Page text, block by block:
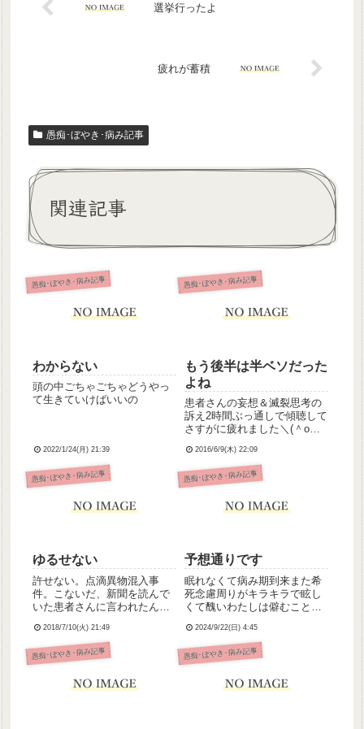
選挙行ったよ
疲れが蓄積
愚痴･ぼやき･病み記事
関連記事
愚痴･ぼやき･病み記事
わからない
頭の中ごちゃごちゃどうやっ
て生きていけばいいの
2022/1/24(月) 21:39
愚痴･ぼやき･病み記事
もう後半は半ベソだった
よね
患者さんの妄想＆滅裂思考の
訴え2時間ぶっ通しで傾聴して
さすがに疲れました＼(＾o＾)
思考のまとまりのない訴えに
も上手く応対してるんですが
私には無理でした＼(＾o＾)／
＼(＾o＾)／
2016/6/9(木) 22:09
愚痴･ぼやき･病み記事
ゆるせない
許せない。点滴異物混入事
件。こないだ、新聞を読んで
いた患者さんに言われたんで
ぇ」って。よりにもよって、
点滴キープしてる患者さんか
ら。ドキッとしたし、とても
動機は、自分の勤務帯で
2018/7/10(火) 21:49
愚痴･ぼやき･病み記事
予想通りです
眠れなくて病み期到来また希
死念慮周りがキラキラで眩し
くて醜いわたしは僻むことし
で嫌で余計にしにたくなるど
うせわたしなんか誰からも愛
されないよ
2024/9/22(日) 4:45
愚痴･ぼやき･病み記事 愚痴･ぼやき･病み記事